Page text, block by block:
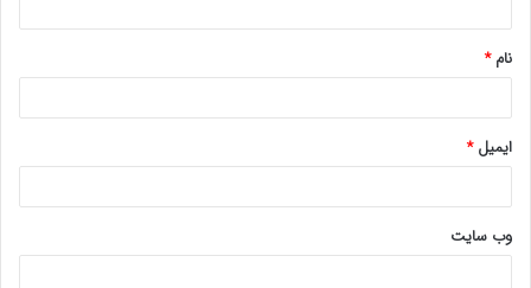
*
نام*
ایمیل*
وب‌ سایت